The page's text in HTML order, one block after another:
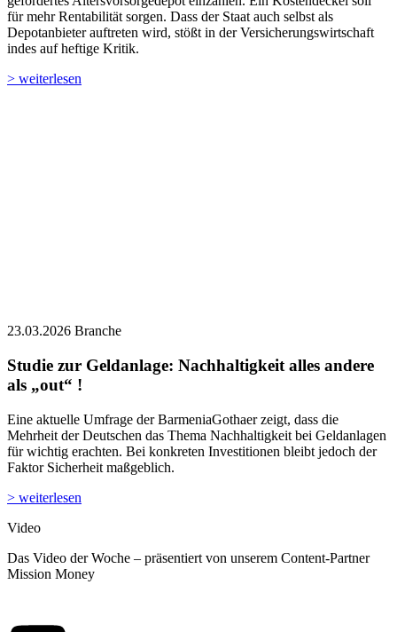
für mehr Rentabilität sorgen. Dass der Staat auch selbst als
Depotanbieter auftreten wird, stößt in der Versicherungswirtschaft
indes auf heftige Kritik.
> weiterlesen
23.03.2026 Branche
Studie zur Geldanlage: Nachhaltigkeit alles andere
als „out“ !
Eine aktuelle Umfrage der BarmeniaGothaer zeigt, dass die
Mehrheit der Deutschen das Thema Nachhaltigkeit bei Geldanlagen
für wichtig erachten. Bei konkreten Investitionen bleibt jedoch der
Faktor Sicherheit maßgeblich.
> weiterlesen
Video
Das Video der Woche – präsentiert von unserem Content-Partner
Mission Money